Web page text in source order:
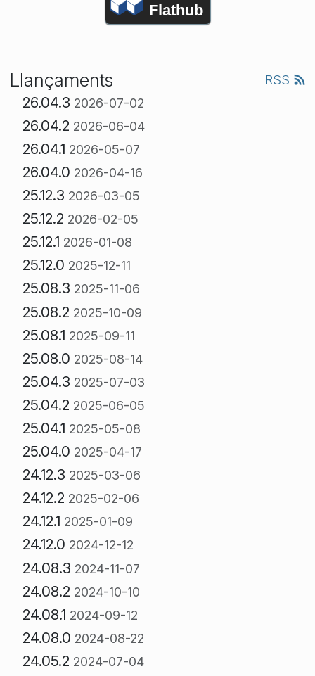
Flathub
Llançaments RSS
26.04.3 2026-07-02
26.04.2 2026-06-04
26.04.1 2026-05-07
26.04.0 2026-04-16
25.12.3 2026-03-05
25.12.2 2026-02-05
25.12.1 2026-01-08
25.12.0 2025-12-11
25.08.3 2025-11-06
25.08.2 2025-10-09
25.08.1 2025-09-11
25.08.0 2025-08-14
25.04.3 2025-07-03
25.04.2 2025-06-05
25.04.1 2025-05-08
25.04.0 2025-04-17
24.12.3 2025-03-06
24.12.2 2025-02-06
24.12.1 2025-01-09
24.12.0 2024-12-12
24.08.3 2024-11-07
24.08.2 2024-10-10
24.08.1 2024-09-12
24.08.0 2024-08-22
24.05.2 2024-07-04